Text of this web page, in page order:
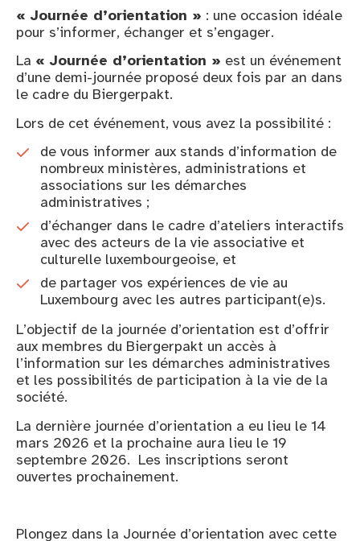
« Journée d’orientation » : une occasion idéale
pour s’informer, échanger et s’engager.
La « Journée d’orientation » est un événement
d’une demi-journée proposé deux fois par an dans
le cadre du Biergerpakt.
Lors de cet événement, vous avez la possibilité :
de vous informer aux stands d’information de
nombreux ministères, administrations et
associations sur les démarches
administratives ;
d’échanger dans le cadre d’ateliers interactifs
avec des acteurs de la vie associative et
culturelle luxembourgeoise, et
de partager vos expériences de vie au
Luxembourg avec les autres participant(e)s.
L’objectif de la journée d’orientation est d’offrir
aux membres du Biergerpakt un accès à
l’information sur les démarches administratives
et les possibilités de participation à la vie de la
société.
La dernière journée d’orientation a eu lieu le 14
mars 2026 et la prochaine aura lieu le 19
septembre 2026. Les inscriptions seront
ouvertes prochainement.
Plongez dans la Journée d’orientation avec cette